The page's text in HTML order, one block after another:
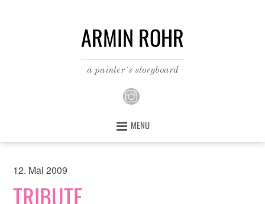
ARMIN ROHR
a painter´s storyboard
MENU
12. Mai 2009
TRIBUTE